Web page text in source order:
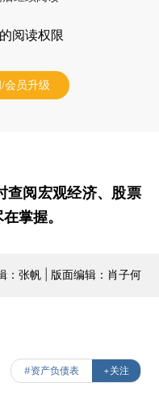
阅读权限
会员升级
查阅宏观经济、股票
掌握。
：张帆 | 版面编辑：肖子何
#资产负债表 +关注